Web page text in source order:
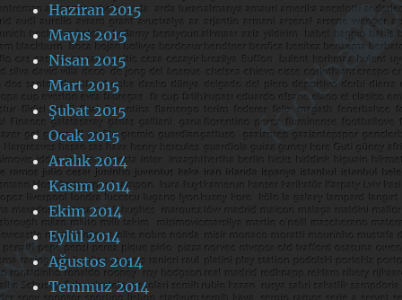
Haziran 2015
Mayıs 2015
Nisan 2015
Mart 2015
Şubat 2015
Ocak 2015
Aralık 2014
Kasım 2014
Ekim 2014
Eylül 2014
Ağustos 2014
Temmuz 2014